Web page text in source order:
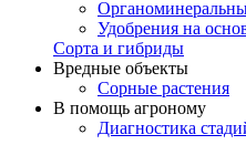
Удобрения на
Сорта и гибриды
Вредные объекты
Сорные растения
В помощь агроному
Диагностика